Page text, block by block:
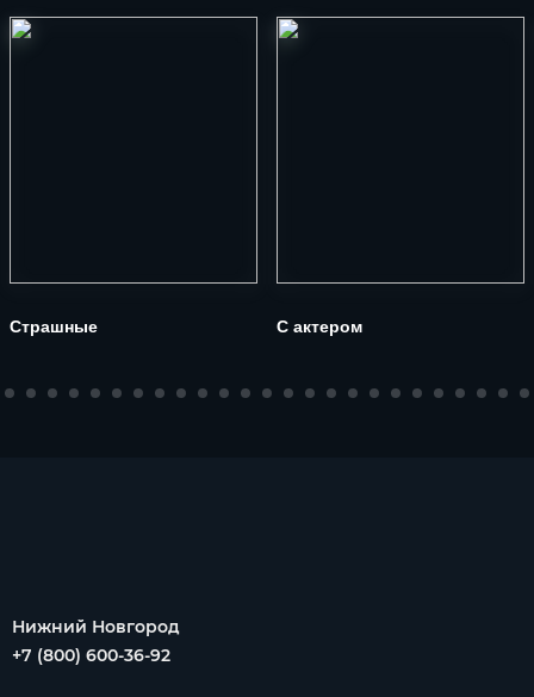
Страшные С актером
Нижний Новгород
+7 (800) 600-36-92